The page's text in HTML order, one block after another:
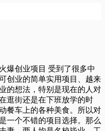
爆创业项目 受到了很多中
创业的简单实用项目、越来
的想法，特别是现在的人对
逛街还是在下班放学的时
餐车上的各种美食。所以对
一个不错的项目选择。那么